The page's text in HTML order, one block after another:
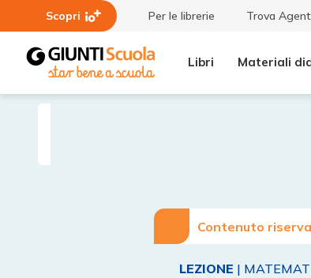
Scopri Per le librerie Trova
Libri Materiali
Contenuto
LEZIONE |